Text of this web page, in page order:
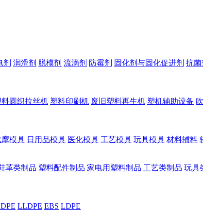
剂 润滑剂 脱模剂 流滴剂 防霉剂 固化剂与固化促进剂 抗菌
料圆织拉丝机 塑料印刷机 废旧塑料再生机 塑机辅助设备
摩模具 日用品模具 医化模具 工艺模具 玩具模具 材料辅料
革类制品 塑料配件制品 家电用塑料制品 工艺类制品 玩具
LLDPE EBS LDPE